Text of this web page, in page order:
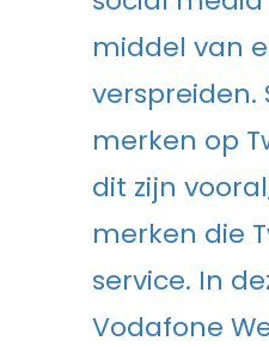
middel van
verspreiden.
merken op
dit zijn
merken die
service. In
Vodafone